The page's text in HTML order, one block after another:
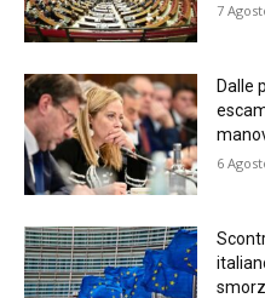
7
Dalle
6